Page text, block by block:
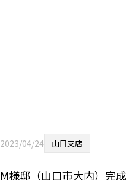
2023/04/24 山口支店
M様邸（山口市大内）完成